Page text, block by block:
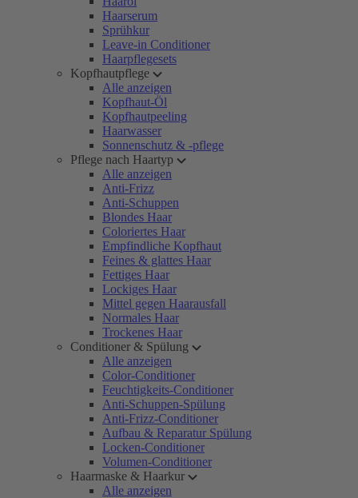
Haarserum
Sprühkur
Leave-in Conditioner
Haarpflegesets
Kopfhautpflege
Alle anzeigen
Kopfhaut-Öl
Kopfhautpeeling
Haarwasser
Sonnenschutz & -pflege
Pflege nach Haartyp
Alle anzeigen
Anti-Frizz
Anti-Schuppen
Blondes Haar
Coloriertes Haar
Empfindliche Kopfhaut
Feines & glattes Haar
Fettiges Haar
Lockiges Haar
Mittel gegen Haarausfall
Normales Haar
Trockenes Haar
Conditioner & Spülung
Alle anzeigen
Color-Conditioner
Feuchtigkeits-Conditioner
Anti-Schuppen-Spülung
Anti-Frizz-Conditioner
Aufbau & Reparatur Spülung
Locken-Conditioner
Volumen-Conditioner
Haarmaske & Haarkur
Alle anzeigen